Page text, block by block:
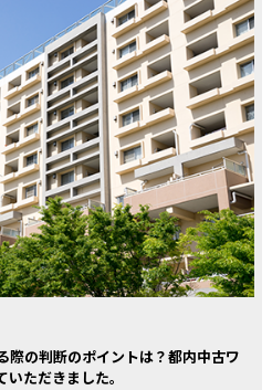
際の判断のポイントは？都内中古ワ
ただきました。